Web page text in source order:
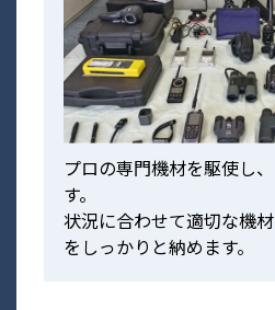
プロの専門機材を駆使し
す。
状況に合わせて適切な機
をしっかりと納めます。